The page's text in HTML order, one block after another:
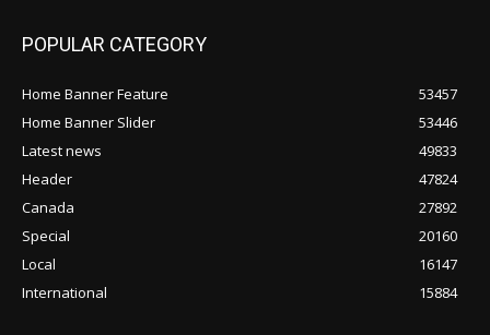
POPULAR CATEGORY
Home Banner Feature
53457
Home Banner Slider
53446
Latest news
49833
Header
47824
Canada
27892
Special
20160
Local
16147
International
15884